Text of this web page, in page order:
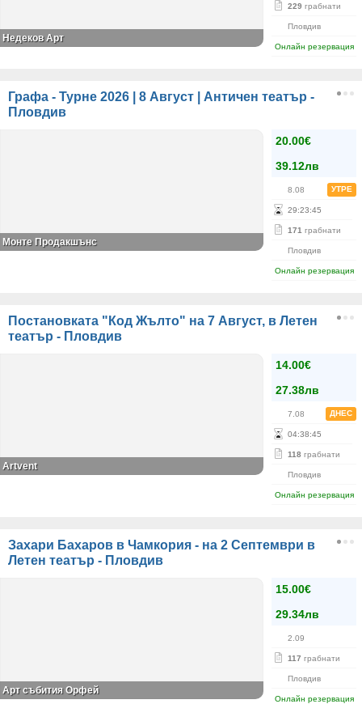
229 грабнати
Пловдив
Онлайн резервация
Недеков Арт
Графа - Турне 2026 | 8 Август | Античен театър -
Пловдив
20.00€
39.12лв
8.08 УТРЕ
29:23:45
171 грабнати
Пловдив
Онлайн резервация
Монте Продакшънс
Постановката "Код Жълто" на 7 Август, в Летен
театър - Пловдив
14.00€
27.38лв
7.08 ДНЕС
04:38:45
118 грабнати
Пловдив
Онлайн резервация
Artvent
Захари Бахаров в Чамкория - на 2 Септември в
Летен театър - Пловдив
15.00€
29.34лв
2.09
117 грабнати
Пловдив
Онлайн резервация
Арт събития Орфей